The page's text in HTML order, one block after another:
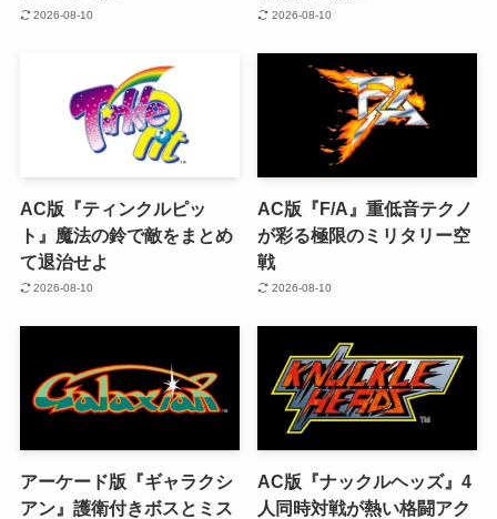
2026-08-10 2026-08-10
AC版『ティンクルピッ
ト』魔法の鈴で敵をまとめ
て退治せよ
2026-08-10
AC版『F/A』重低音テクノ
が彩る極限のミリタリー空
戦
2026-08-10
アーケード版『ギャラクシ
アン』護衛付きボスとミス
AC版『ナックルヘッズ』4
人同時対戦が熱い格闘アク